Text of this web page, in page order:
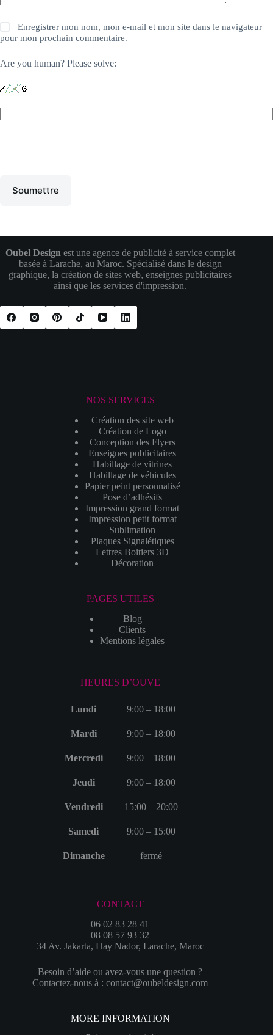
Enregistrer mon nom, mon e-mail et mon site dans le navigateur
pour mon prochain commentaire.
Are you human? Please solve:
Soumettre
Oubel Design est une agence de publicité à service complet
basée à Larache, au Maroc. Spécialisé dans le design
graphique, la création de sites web, enseignes publicitaires
ainsi que les services d'impression.
NOS SERVICES
Création des site web
Création de Logo
Conception des Flyers
Enseignes publicitaires
Habillage de vitrines
Habillage de véhicules
Papier peint personnalisé
Pose d’adhésifs
Impression grand format
Impression petit format
Sublimation
Plaques Signalétiques
Lettres Boitiers 3D
Décoration
PAGES UTILES
Blog
Clients
Mentions légales
HEURES D’OUVE
Lundi 9:00 – 18:00
Mardi 9:00 – 18:00
Mercredi 9:00 – 18:00
Jeudi 9:00 – 18:00
Vendredi 15:00 – 20:00
Samedi 9:00 – 15:00
Dimanche fermé
CONTACT
06 02 83 28 41
08 08 57 93 32
34 Av. Jakarta, Hay Nador, Larache, Maroc
Besoin d’aide ou avez-vous une question ?
Contactez-nous à : contact@oubeldesign.com
MORE INFORMATION